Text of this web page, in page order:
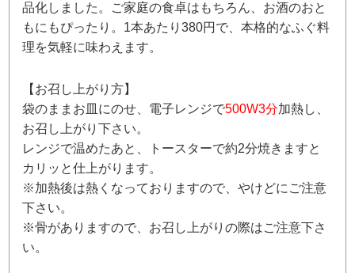
品化しました。ご家庭の食卓はもちろん、お酒のおと
もにもぴったり。1本あたり380円で、本格的なふぐ料
理を気軽に味わえます。
【お召し上がり方】
袋のままお皿にのせ、電子レンジで500W3分加熱し、
お召し上がり下さい。
レンジで温めたあと、トースターで約2分焼きますと
カリッと仕上がります。
※加熱後は熱くなっておりますので、やけどにご注意
下さい。
※骨がありますので、お召し上がりの際はご注意下さ
い。